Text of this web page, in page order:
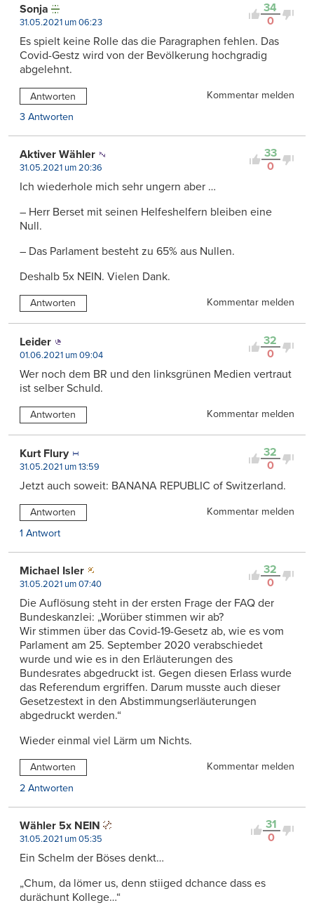
34
0
Sonja
31.05.2021 um 06:23
Es spielt keine Rolle das die Paragraphen fehlen. Das
Covid-Gestz wird von der Bevölkerung hochgradig
abgelehnt.
Antworten
Kommentar melden
3 Antworten
33
0
Aktiver Wähler
31.05.2021 um 20:36
Ich wiederhole mich sehr ungern aber …
– Herr Berset mit seinen Helfeshelfern bleiben eine
Null.
– Das Parlament besteht zu 65% aus Nullen.
Deshalb 5x NEIN. Vielen Dank.
Antworten Kommentar melden
32
0
Leider
01.06.2021 um 09:04
Wer noch dem BR und den linksgrünen Medien vertraut
ist selber Schuld.
Antworten Kommentar melden
32
0
Kurt Flury
31.05.2021 um 13:59
Jetzt auch soweit: BANANA REPUBLIC of Switzerland.
Antworten
Kommentar melden
1 Antwort
32
0
Michael Isler
31.05.2021 um 07:40
Die Auflösung steht in der ersten Frage der FAQ der
Bundeskanzlei: „Worüber stimmen wir ab?
Wir stimmen über das Covid-19-Gesetz ab, wie es vom
Parlament am 25. September 2020 verabschiedet
wurde und wie es in den Erläuterungen des
Bundesrates abgedruckt ist. Gegen diesen Erlass wurde
das Referendum ergriffen. Darum musste auch dieser
Gesetzestext in den Abstimmungserläuterungen
abgedruckt werden.“
Wieder einmal viel Lärm um Nichts.
Antworten
Kommentar melden
2 Antworten
31
0
Wähler 5x NEIN
31.05.2021 um 05:35
Ein Schelm der Böses denkt…
„Chum, da lömer us, denn stiiged dchance dass es
durächunt Kollege…“